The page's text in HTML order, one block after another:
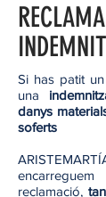
Si has patit
una
danys
soferts
reclamació,